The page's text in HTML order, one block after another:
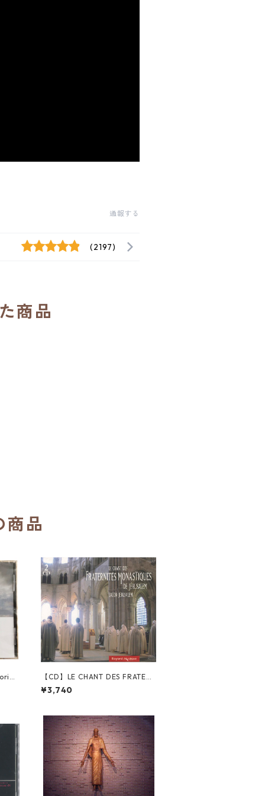
通報する
(2197)
商品
商品
ー
ス
【CD】LE CHANT DES FRATER
NITES MONASTIQUES DE JERU
SALEM
¥3,740